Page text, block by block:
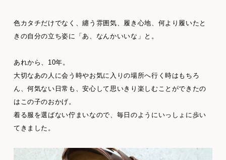
色カタチだけでなく、纏う雰囲気、履き心地、何より履いたと
きの自分の立ち姿に「あ、なんかいいな」と。
あれから、10年。
大切なあの人に会う時やお気に入りの場所へ行く時はもちろ
ん、何気ない日常も、安心して思いきり楽しむことができたの
はこの子のおかげ。
着る服を選ばない佇まいなので、毎日のようにいっしょに歩い
てきました。